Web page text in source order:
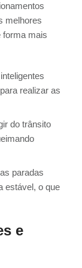
melhores
forma mais
realizar as
do trânsito
paradas
estável, o que
e